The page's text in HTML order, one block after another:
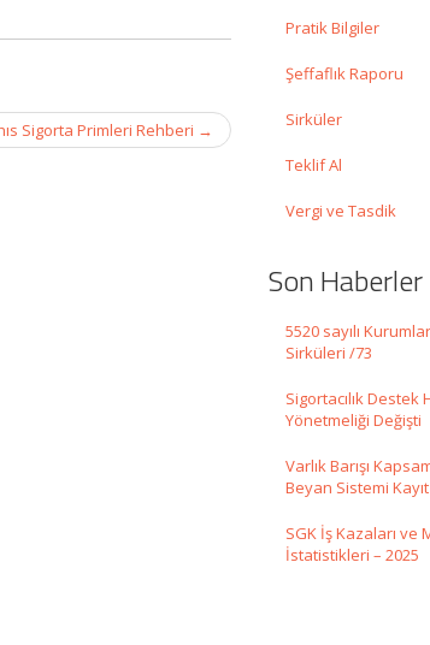
Sigorta Primleri Rehberi →
Pratik Bilgiler
Şeffaflık Raporu
Sirküler
Teklif Al
Vergi ve Tasdik
Son Haberler
5520 sayılı
Sirküleri /73
Sigortacılık Destek
Yönetmeliği Değişti
Varlık Barışı
Beyan Sistemi
SGK İş Kazaları ve
İstatistikleri – 2025